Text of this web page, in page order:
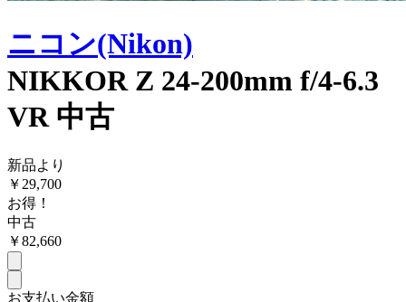
ニコン(Nikon)
NIKKOR Z 24-200mm f/4-6.3
VR 中古
新品より
￥ 29,700
お得！
中古
￥82,660
お支払い金額